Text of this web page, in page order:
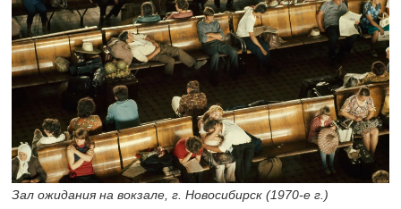
Зал ожидания на вокзале, г. Новосибирск (1970-е г.)